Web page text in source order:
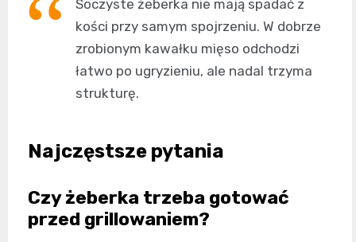
Soczyste żeberka nie mają spadać z
kości przy samym spojrzeniu. W dobrze
zrobionym kawałku mięso odchodzi
łatwo po ugryzieniu, ale nadal trzyma
strukturę.
Najczęstsze pytania
Czy żeberka trzeba gotować
przed grillowaniem?